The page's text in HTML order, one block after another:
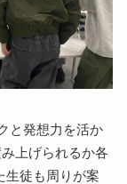
と発想力を活か
上げられるか各
徒も周りが案